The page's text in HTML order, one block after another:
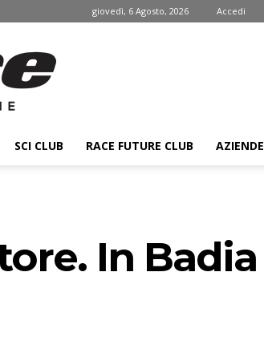
giovedì, 6 Agosto, 2026 Accedi
SCI CLUB RACE FUTURE CLUB AZIENDE
In Badia